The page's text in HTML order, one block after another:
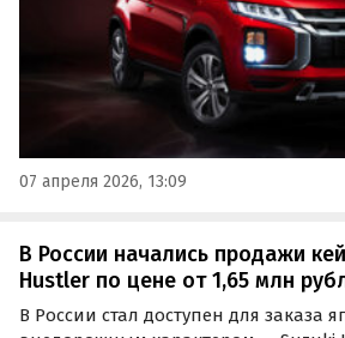
07 апреля 2026, 13:09
В России начались продажи
Hustler по цене от 1,65 млн
В России стал доступен для заказа